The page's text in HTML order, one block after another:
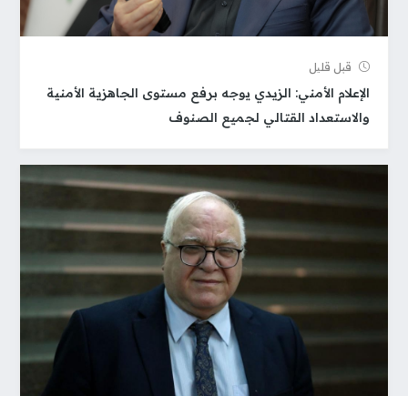
قبل قلیل
الإعلام الأمني: الزيدي يوجه برفع مستوى الجاهزية الأمنية
والاستعداد القتالي لجميع الصنوف